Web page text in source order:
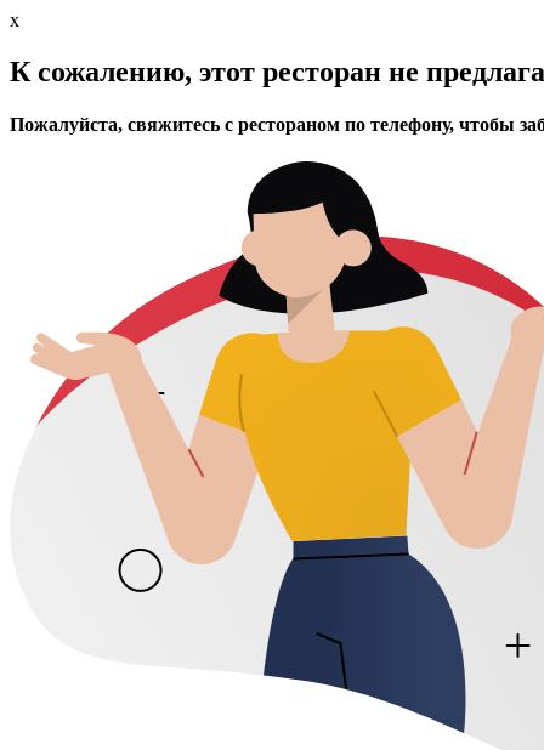
x
К сожалению, этот ресторан не
Пожалуйста, свяжитесь с рестораном по телефону, чтобы